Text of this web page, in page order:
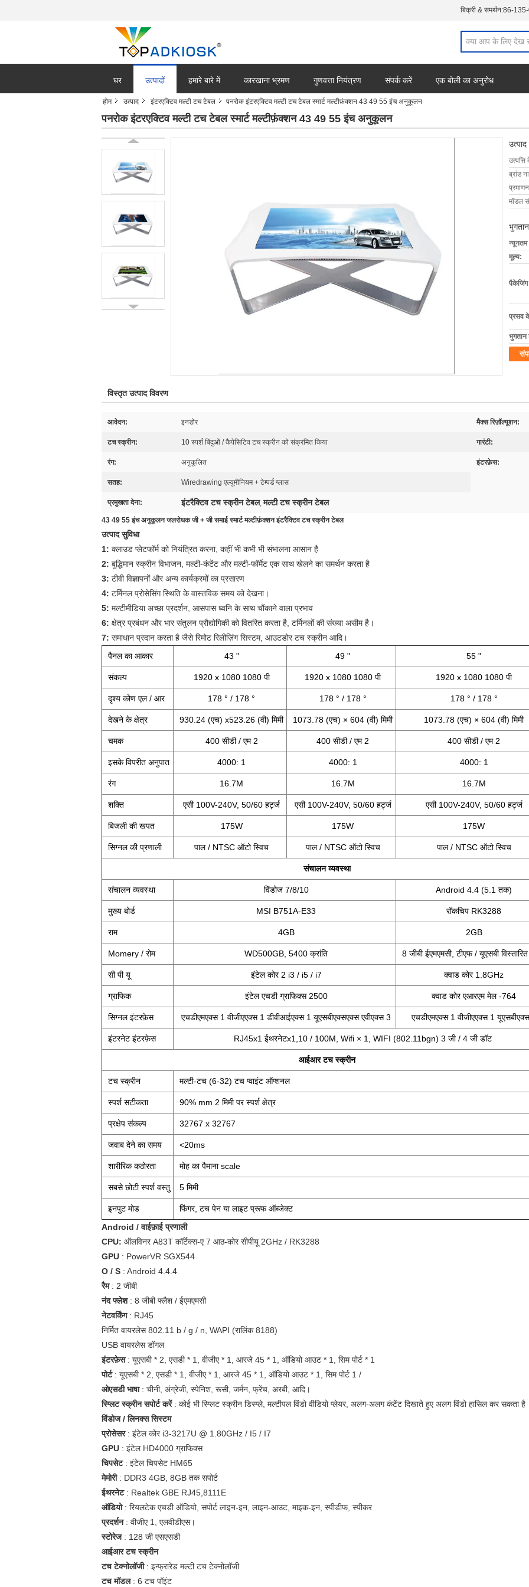
बिक्री & समर्थन:86-
घर उत्पादों हमारे बारे में कारखाना भ्रमण गुणवत्ता नियंत्रण संपर्क करें एक बोली का अनुरोध
होम उत्पाद इंटरएक्टिव मल्टी टच टेबल पनरोक इंटरएक्टिव मल्टी टच टेबल स्मार्ट मल्टीफ़ंक्शन 43 49 55 इंच अनुकूलन
पनरोक इंटरएक्टिव मल्टी टच टेबल स्मार्ट मल्टीफ़ंक्शन 43 49 55 इंच अनुकूलन
ब्रांड
मॉडल
न्यूनतम
मूल्य:
पैकेजिंग
प्रसव
भुगतान
विस्तृत उत्पाद विवरण
आवेदन: इनडोर मैक्स रिज़ॉल्यूशन:
टच स्क्रीन: 10 स्पर्श बिंदुओं / कैपेसिटिव टच स्क्रीन को संक्रमित किया गारंटी:
रंग: अनुकूलित इंटरफ़ेस:
सतह: Wiredrawing एल्यूमीनियम + टेम्पर्ड ग्लास
प्रमुखता देना: इंटरैक्टिव टच स्क्रीन टेबल,मल्टी टच स्क्रीन टेबल
43 49 55 इंच अनुकूलन जलरोधक जी + जी समाई स्मार्ट मल्टीफ़ंक्शन इंटरैक्टिव टच स्क्रीन टेबल
उत्पाद सुविधा
1: क्लाउड प्लेटफॉर्म को नियंत्रित करना, कहीं भी कभी भी संभालना आसान है
2: बुद्धिमान स्क्रीन विभाजन, मल्टी-कंटेंट और मल्टी-फॉर्मेट एक साथ खेलने का समर्थन करता है
3: टीवी विज्ञापनों और अन्य कार्यक्रमों का प्रसारण
4: टर्मिनल प्रोसेसिंग स्थिति के वास्तविक समय को देखना।
5: मल्टीमीडिया अच्छा प्रदर्शन, आसपास ध्वनि के साथ चौंकाने वाला प्रभाव
6: क्षेत्र प्रबंधन और भार संतुलन प्रौद्योगिकी को वितरित करता है, टर्मिनलों की संख्या असीम है।
7: समाधान प्रदान करता है जैसे रिमोट रिलीज़िंग सिस्टम, आउटडोर टच स्क्रीन आदि।
पैनल का आकार
43 " 49 " 55 "
संकल्प 1920 x 1080 1080 पी 1920 x 1080 1080 पी 1920 x 1080 1080 पी
दृश्य कोण एल / आर 178 ° / 178 ° 178 ° / 178 ° 178 ° / 178 °
देखने के क्षेत्र 930.24 (एच) x523.26 (वी) मिमी 1073.78 (एच) × 604 (वी) मिमी 1073.78 (एच) × 604 (वी) मिमी
चमक 400 सीडी / एम 2 400 सीडी / एम 2 400 सीडी / एम 2
इसके विपरीत अनुपात 4000: 1 4000: 1 4000: 1
रंग 16.7M 16.7M 16.7M
शक्ति एसी 100V-240V, 50/60 हर्ट्ज एसी 100V-240V, 50/60 हर्ट्ज एसी 100V-240V, 50/60 हर्ट्ज
बिजली की खपत 175W 175W 175W
सिग्नल की प्रणाली पाल / NTSC ऑटो स्विच पाल / NTSC ऑटो स्विच पाल / NTSC ऑटो स्विच
संचालन व्यवस्था
संचालन व्यवस्था विंडोज 7/8/10 Android 4.4 (5.1 तक)
मुख्य बोर्ड MSI B751A-E33 रॉकचिप RK3288
राम 4GB 2GB
Momery / रोम WD500GB, 5400 क्रांति 8 जीबी ईएमएमसी, टीएफ / यूएसबी विस्तारित
सी पी यू इंटेल कोर 2 i3 / i5 / i7 क्वाड कोर 1.8GHz
ग्राफिक इंटेल एचडी ग्राफिक्स 2500 क्वाड कोर एआरएम मेल -764
सिग्नल इंटरफ़ेस एचडीएमएक्स 1 वीजीएएक्स 1 डीवीआईएक्स 1 यूएसबीएक्सएक्स एवीएक्स 3 एचडीएमएक्स 1 वीजीएएक्स 1
इंटरनेट इंटरफ़ेस RJ45x1 ईथरनेटx1,10 / 100M, Wifi × 1, WIFI (802.11bgn) 3 जी / 4 जी डॉट
आईआर टच स्क्रीन
टच स्क्रीन मल्टी-टच (6-32) टच प्वाइंट ऑप्शनल
स्पर्श सटीकता 90% mm 2 मिमी पर स्पर्श क्षेत्र
प्रक्षेप संकल्प 32767 x 32767
जवाब देने का समय <20ms
शारीरिक कठोरता मोह का पैमाना scale
सबसे छोटी स्पर्श वस्तु 5 मिमी
इनपुट मोड
फिंगर, टच पेन या लाइट प्रूफ ऑब्जेक्ट
Android / वाईफ़ाई प्रणाली
CPU: ऑलविनर A83T कॉर्टेक्स-ए 7 आठ-कोर सीपीयू 2GHz / RK3288
GPU : PowerVR SGX544
O / S : Android 4.4.4
रैम: 2 जीबी
नंद फ्लेश: 8 जीबी फ्लैश / ईएमएमसी
नेटवर्किंग: RJ45
निर्मित वायरलेस 802.11 b / g / n, WAPI (रालिंक 8188)
USB वायरलेस डोंगल
इंटरफ़ेस: यूएसबी * 2, एसडी * 1, वीजीए * 1, आरजे 45 * 1, ऑडियो आउट * 1, सिम पोर्ट * 1
पोर्ट: यूएसबी * 2, एसडी * 1, वीजीए * 1, आरजे 45 * 1, ऑडियो आउट * 1, सिम पोर्ट 1 /
ओएसडी भाषा: चीनी, अंग्रेजी, स्पेनिश, रूसी, जर्मन, फ्रेंच, अरबी, आदि।
स्प्लिट स्क्रीन सपोर्ट करें: कोई भी स्प्लिट स्क्रीन डिस्प्ले, मल्टीपल विंडो वीडियो प्लेयर, अलग-अलग कंटेंट दिखाते हुए अलग विंडो हासिल कर सकता है
विंडोज / लिनक्स सिस्टम
प्रोसेसर: इंटेल कोर i3-3217U @ 1.80GHz / I5 / I7
GPU : इंटेल HD4000 ग्राफिक्स
चिपसेट: इंटेल चिपसेट HM65
मेमोरी: DDR3 4GB, 8GB तक सपोर्ट
ईथरनेट: Realtek GBE RJ45,8111E
ऑडियो: रियलटेक एचडी ऑडियो, सपोर्ट लाइन-इन, लाइन-आउट, माइक-इन, स्पीडीफ, स्पीकर
प्रदर्शन: वीजीए 1, एलवीडीएस।
स्टोरेज: 128 जी एसएसडी
आईआर टच स्क्रीन
टच टेक्नोलॉजी: इन्फ्रारेड मल्टी टच टेक्नोलॉजी
टच मॉडल: 6 टच पॉइंट